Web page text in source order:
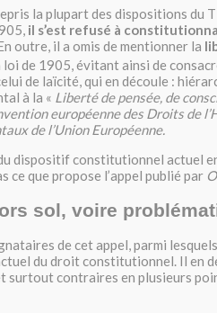
la plupart des dispositions du
il s’est refusé à
outre, il a omis de mentionner la
loi de 1905, évitant ainsi de
de laïcité, qui en découle :
à la « Liberté de pensée, de
européenne des Droits de
de l’Union Européenne.
dispositif constitutionnel actuel
ce que propose l’appel publié par
sol, voire
de cet appel, parmi
du droit constitutionnel. Il en
surtout contraires en plusieurs